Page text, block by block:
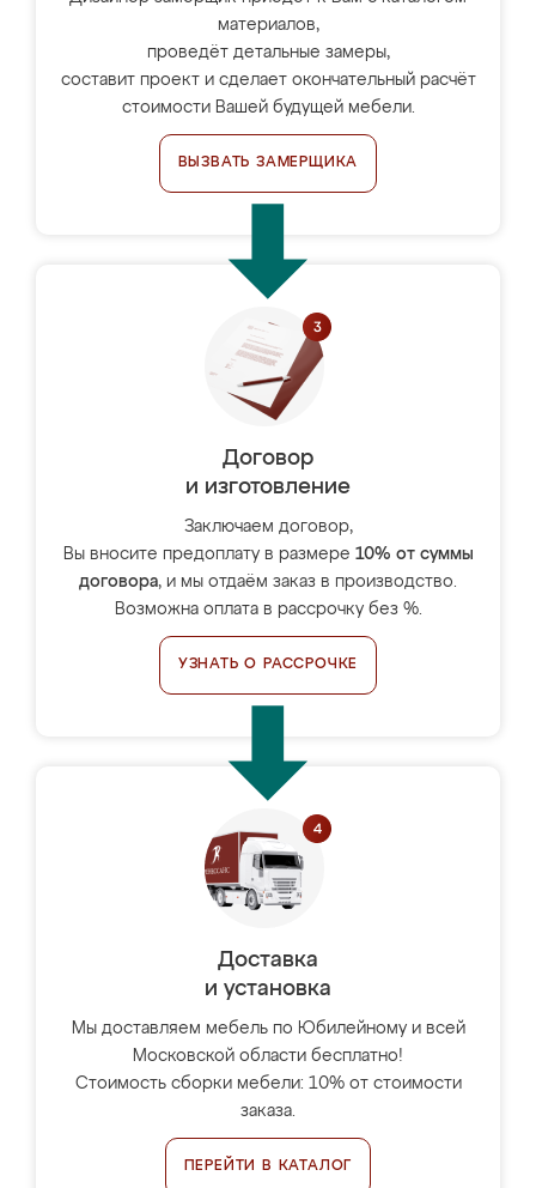
материалов,
проведёт детальные замеры,
составит проект и сделает окончательный расчёт
стоимости Вашей будущей мебели.
ВЫЗВАТЬ ЗАМЕРЩИКА
Договор
и изготовление
Заключаем договор,
Вы вносите предоплату в размере 10% от суммы
договора, и мы отдаём заказ в производство.
Возможна оплата в рассрочку без %.
УЗНАТЬ О РАССРОЧКЕ
Доставка
и установка
Мы доставляем мебель по Юбилейному и всей
Московской области бесплатно!
Стоимость сборки мебели: 10% от стоимости
заказа.
ПЕРЕЙТИ В КАТАЛОГ